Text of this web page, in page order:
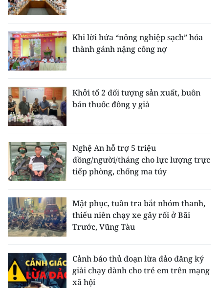
Khi lời hứa “nông nghiệp sạch” hóa
thành gánh nặng công nợ
Khởi tố 2 đối tượng sản xuất, buôn
bán thuốc đông y giả
Nghệ An hỗ trợ 5 triệu
đồng/người/tháng cho lực lượng trực
tiếp phòng, chống ma túy
Mật phục, tuần tra bắt nhóm thanh,
thiếu niên chạy xe gây rối ở Bãi
Trước, Vũng Tàu
Cảnh báo thủ đoạn lừa đảo đăng ký
giải chạy dành cho trẻ em trên mạng
xã hội